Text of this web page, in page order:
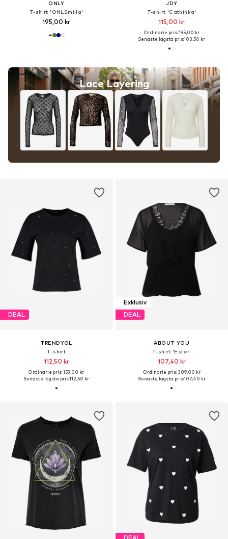
ONLY
T-shirt 'ONLSmilla'
195,00 kr
Lace Layering
JDY
T-shirt 'Cathinka'
115,00 kr
Ordinarie pris: 195,00 kr
Senaste lägsta pris:103,50 kr
DEAL
TRENDYOL
T-shirt
112,50 kr
Ordinarie pris: 159,00 kr
Senaste lägsta pris:112,50 kr
Exklusiv
DEAL
ABOUT YOU
T-shirt 'Ester'
107,40 kr
Ordinarie pris: 309,00 kr
Senaste lägsta pris:107,40 kr